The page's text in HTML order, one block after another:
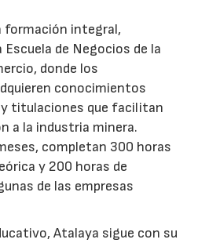
formación integral,
de Negocios de la
donde los
conocimientos
titulaciones que facilitan
a la industria minera.
completan 300 horas
y 200 horas de
de las empresas
Atalaya sigue con su